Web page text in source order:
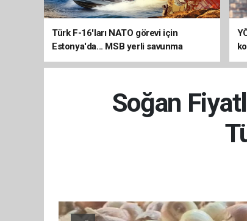
Türk F-16'ları NATO görevi için
Estonya'da... MSB yerli savunma
sistemleriyle güçleniyor
Soğan